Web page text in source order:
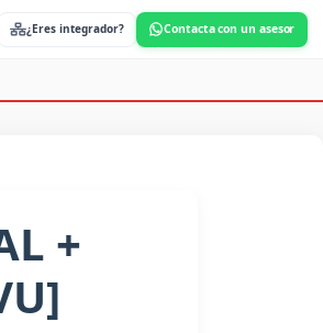
0
Mi cuenta
373 734 9841 331 724 8432
+